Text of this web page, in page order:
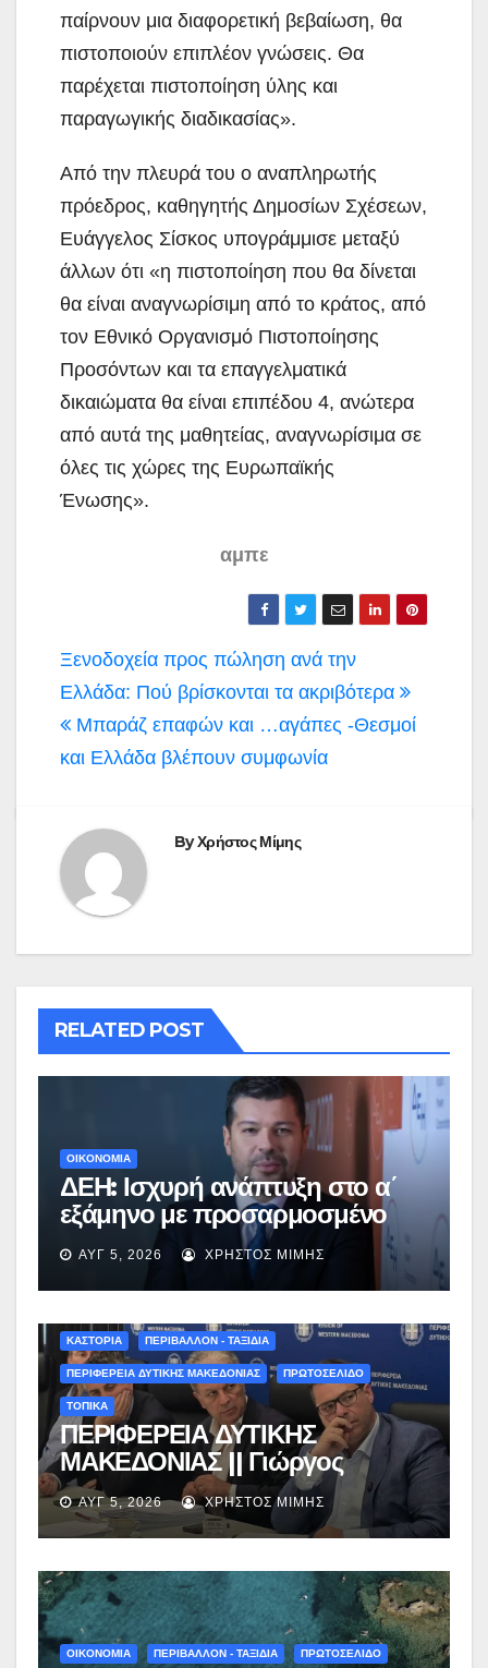
παίρνουν μια διαφορετική βεβαίωση, θα
πιστοποιούν επιπλέον γνώσεις. Θα
παρέχεται πιστοποίηση ύλης και
παραγωγικής διαδικασίας».
Από την πλευρά του ο αναπληρωτής
πρόεδρος, καθηγητής Δημοσίων Σχέσεων,
Ευάγγελος Σίσκος υπογράμμισε μεταξύ
άλλων ότι «η πιστοποίηση που θα δίνεται
θα είναι αναγνωρίσιμη από το κράτος, από
τον Εθνικό Οργανισμό Πιστοποίησης
Προσόντων και τα επαγγελματικά
δικαιώματα θα είναι επιπέδου 4, ανώτερα
από αυτά της μαθητείας, αναγνωρίσιμα σε
όλες τις χώρες της Ευρωπαϊκής
Ένωσης».
αμπε
Πλοήγηση
άρθρων
Ξενοδοχεία προς πώληση ανά την
Ελλάδα: Πού βρίσκονται τα ακριβότερα
Μπαράζ επαφών και …αγάπες -Θεσμοί
και Ελλάδα βλέπουν συμφωνία
ByΧρήστος Μίμης
RELATED POST
ΟΙΚΟΝΟΜΙΑ
ΔΕΗ: Ισχυρή ανάπτυξη στο α΄
εξάμηνο με προσαρμοσμένο
EBITDA στα €1,2 δισ.
ΑΥΓ 5, 2026 ΧΡΉΣΤΟΣ ΜΊΜΗΣ
ΚΑΣΤΟΡΙΑ ΠΕΡΙΒΑΛΛΟΝ - ΤΑΞΙΔΙΑ
ΠΕΡΙΦΕΡΕΙΑ ΔΥΤΙΚΗΣ ΜΑΚΕΔΟΝΙΑΣ ΠΡΩΤΟΣΕΛΙΔΟ
ΤΟΠΙΚΑ
ΠΕΡΙΦΕΡΕΙΑ ΔΥΤΙΚΗΣ
ΜΑΚΕΔΟΝΙΑΣ || Γιώργος
Αμανατίδης για Φράγμα
Νεστορίου: «Η δέσμευσή μας
γίνεται πράξη με εξασφαλισμένη
χρηματοδότηση»
ΑΥΓ 5, 2026 ΧΡΉΣΤΟΣ ΜΊΜΗΣ
ΟΙΚΟΝΟΜΙΑ ΠΕΡΙΒΑΛΛΟΝ - ΤΑΞΙΔΙΑ ΠΡΩΤΟΣΕΛΙΔΟ